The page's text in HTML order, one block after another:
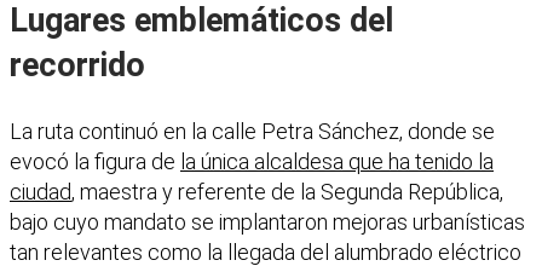
Lugares emblemáticos del
recorrido
La ruta continuó en la calle Petra Sánchez, donde se
evocó la figura de la única alcaldesa que ha tenido la
ciudad, maestra y referente de la Segunda República,
bajo cuyo mandato se implantaron mejoras urbanísticas
tan relevantes como la llegada del alumbrado eléctrico